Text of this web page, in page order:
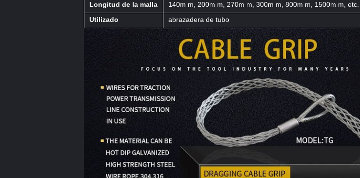
Longitud de la malla
140m m, 200m m, 270m m, 300m m, 800m m, 1500m m, etc.
Utilizado
abrazadera de tubo